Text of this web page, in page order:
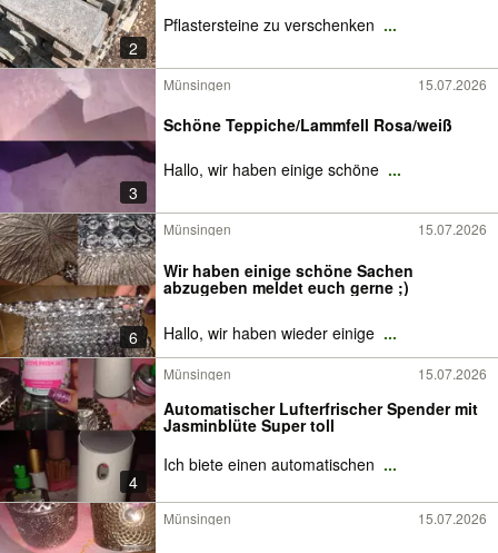
2
Pflastersteine zu verschenken ...
3
Münsingen 15.07.2026
Schöne Teppiche/Lammfell Rosa/weiß
Hallo, wir haben einige schöne ...
6
Münsingen 15.07.2026
Wir haben einige schöne Sachen
abzugeben meldet euch gerne ;)
Hallo, wir haben wieder einige ...
4
Münsingen 15.07.2026
Automatischer Lufterfrischer Spender mit
Jasminblüte Super toll
Ich biete einen automatischen ...
Münsingen 15.07.2026